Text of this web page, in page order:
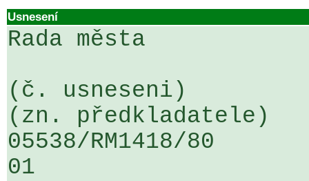
Usnesení
Rada města
(č. usneseni)
(zn. předkladatele)
05538/RM1418/
01